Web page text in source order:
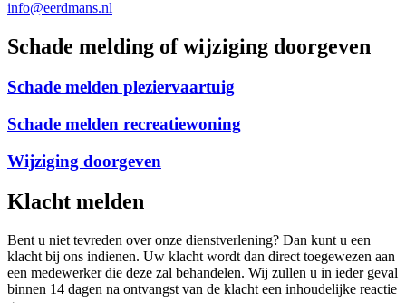
info@eerdmans.nl
Schade melding of wijziging doorgeven
Schade melden pleziervaartuig
Schade melden recreatiewoning
Wijziging doorgeven
Klacht melden
Bent u niet tevreden over onze dienstverlening? Dan kunt u een
klacht bij ons indienen. Uw klacht wordt dan direct toegewezen aan
een medewerker die deze zal behandelen. Wij zullen u in ieder geval
binnen 14 dagen na ontvangst van de klacht een inhoudelijke reactie